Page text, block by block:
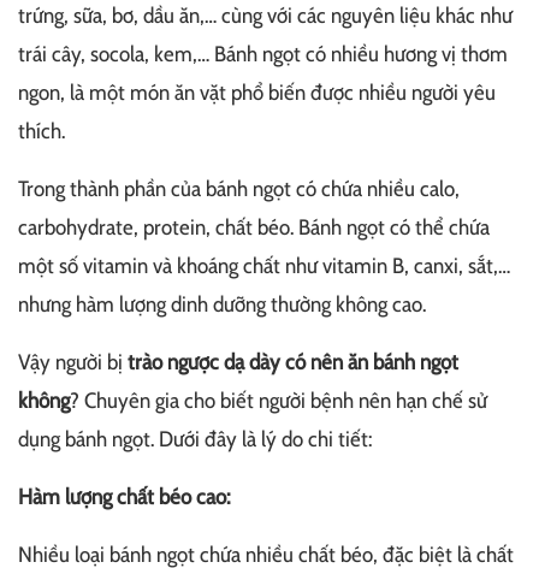
trứng, sữa, bơ, dầu ăn,… cùng với các nguyên liệu khác như
trái cây, socola, kem,… Bánh ngọt có nhiều hương vị thơm
ngon, là một món ăn vặt phổ biến được nhiều người yêu
thích.
Trong thành phần của bánh ngọt có chứa nhiều calo,
carbohydrate, protein, chất béo. Bánh ngọt có thể chứa
một số vitamin và khoáng chất như vitamin B, canxi, sắt,…
nhưng hàm lượng dinh dưỡng thường không cao.
Vậy người bị trào ngược dạ dày có nên ăn bánh ngọt
không? Chuyên gia cho biết người bệnh nên hạn chế sử
dụng bánh ngọt. Dưới đây là lý do chi tiết:
Hàm lượng chất béo cao:
Nhiều loại bánh ngọt chứa nhiều chất béo, đặc biệt là chất